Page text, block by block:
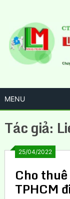
content
MENU
Tác giả:
25/04/2022
Cho
TPHCM